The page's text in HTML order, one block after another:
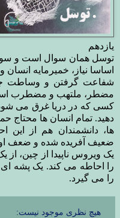
یازدهم
توسل همان سوال است و
اساسا نیاز، خمیرمایه
شفاعت گرفتن و وساطت
مضطر، ملتهب و مضطرب
کسی که در دریا غرق می شود،
دهید. تمام انسان ها محتاج
ها، دانشمندان هم از این
ضعیف آفریده شده و ضعف
یک ویروس ناپیدا از چین،
را احاطه می کند. یک پشه
را می گیرد.
هیچ نظری موجود نیست: